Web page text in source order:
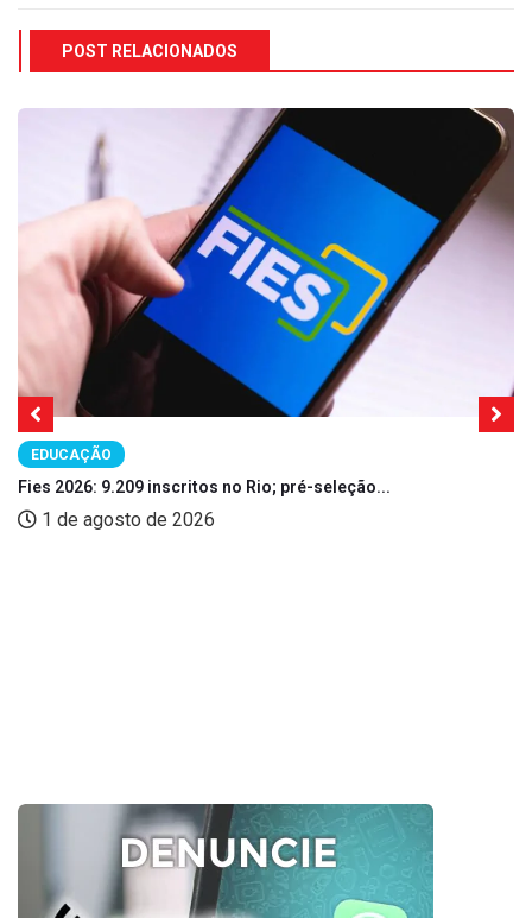
POST RELACIONADOS
EDUCAÇÃO
Fies 2026: 9.209 inscritos no Rio; pré-seleção...
1 de agosto de 2026